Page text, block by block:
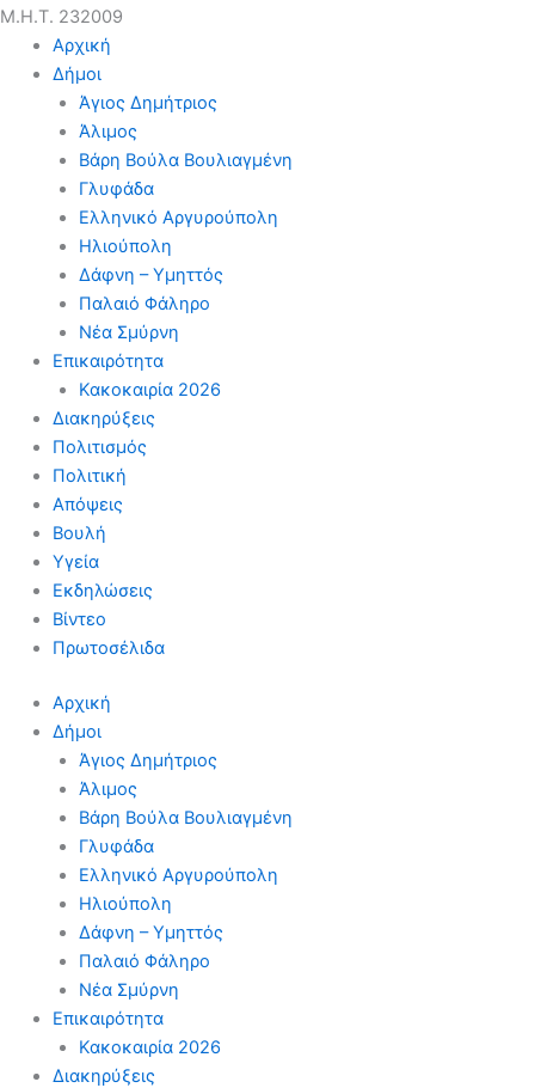
Μ.Η.Τ. 232009
Αρχική
Δήμοι
Άγιος Δημήτριος
Άλιμος
Βάρη Βούλα Βουλιαγμένη
Γλυφάδα
Ελληνικό Αργυρούπολη
Ηλιούπολη
Δάφνη – Υμηττός
Παλαιό Φάληρο
Νέα Σμύρνη
Επικαιρότητα
Κακοκαιρία 2026
Διακηρύξεις
Πολιτισμός
Πολιτική
Απόψεις
Βουλή
Υγεία
Εκδηλώσεις
Βίντεο
Πρωτοσέλιδα
Αρχική
Δήμοι
Άγιος Δημήτριος
Άλιμος
Βάρη Βούλα Βουλιαγμένη
Γλυφάδα
Ελληνικό Αργυρούπολη
Ηλιούπολη
Δάφνη – Υμηττός
Παλαιό Φάληρο
Νέα Σμύρνη
Επικαιρότητα
Κακοκαιρία 2026
Διακηρύξεις